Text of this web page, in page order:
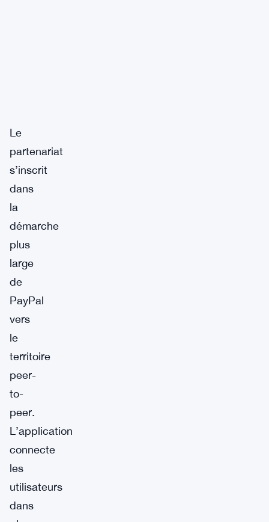
Le
partenariat
s’inscrit
dans
la
démarche
plus
large
de
PayPal
vers
le
territoire
peer-
to-
peer.
L’application
connecte
les
utilisateurs
dans